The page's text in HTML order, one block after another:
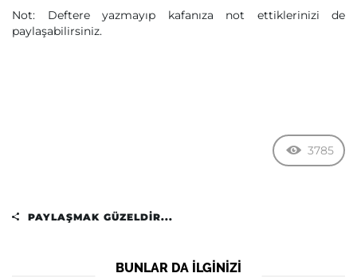
Not: Deftere yazmayıp kafanıza not ettiklerinizi de
paylaşabilirsiniz.
3785
PAYLAŞMAK GÜZELDIR...
BUNLAR DA ILGINIZI